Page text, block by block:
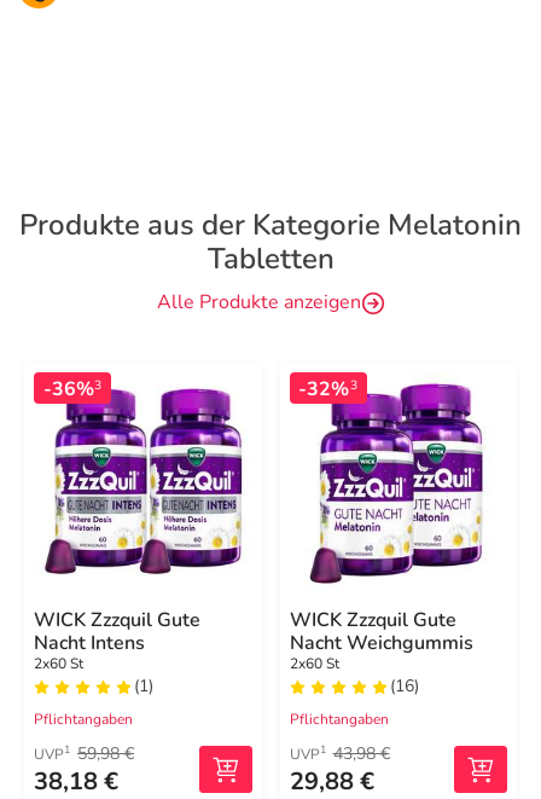
Produkte aus der Kategorie Melatonin
Tabletten
Alle Produkte anzeigen
-36%3
WICK Zzzquil Gute
Nacht Intens
2x60 St
(1)
Pflichtangaben
UVP1 59,98 €
38,18 €
-32%3
WICK Zzzquil Gute
Nacht Weichgummis
2x60 St
(16)
Pflichtangaben
UVP1 43,98 €
29,88 €